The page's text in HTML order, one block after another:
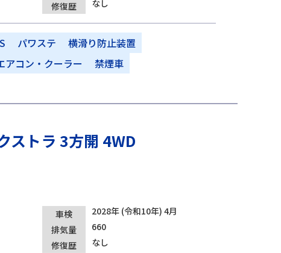
修復歴 なし
パワステ
横滑り防止装置
アコン・クーラー
禁煙車
ストラ 3方開 4WD
車検
2028年 (令和10年) 4月
排気量
660
修復歴 なし